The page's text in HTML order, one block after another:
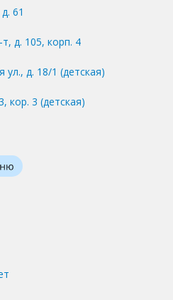
61
д. 105, корп. 4
ул., д. 18/1 (детская)
кор. 3 (детская)